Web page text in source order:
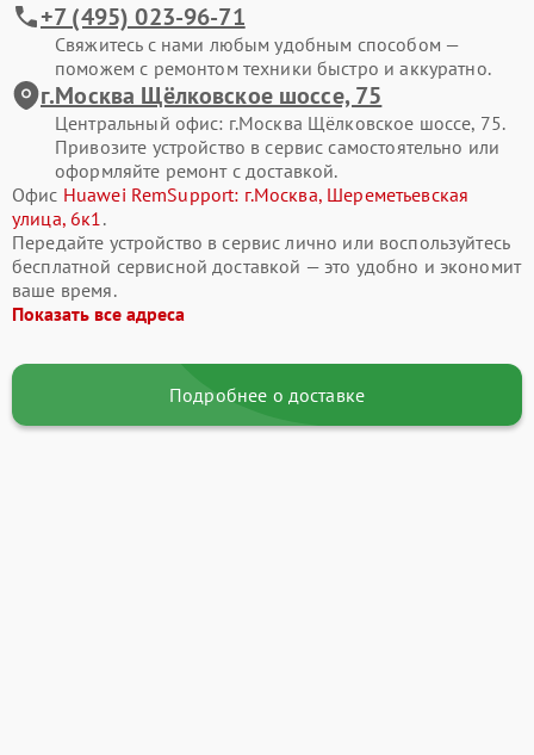
+7 (495) 023-96-71
Свяжитесь с нами любым удобным способом —
поможем с ремонтом техники быстро и аккуратно.
г.Москва Щёлковское шоссе, 75
Центральный офис: г.Москва Щёлковское шоссе, 75.
Привозите устройство в сервис самостоятельно или
оформляйте ремонт с доставкой.
Офис Huawei RemSupport: г.Москва, Шереметьевская
улица, 6к1.
Передайте устройство в сервис лично или воспользуйтесь
бесплатной сервисной доставкой — это удобно и экономит
ваше время.
Показать все адреса
Подробнее о доставке